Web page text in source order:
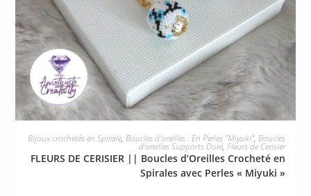
JE L'ADOPTE
Bijoux crochetés en Spirale, Boucles d'oreilles : En Perles "Miyuki", Boucles
d'oreilles Supports Doré, Fleurs de Cerisier
FLEURS DE CERISIER || Boucles d’Oreilles Crocheté en
Spirales avec Perles « Miyuki »